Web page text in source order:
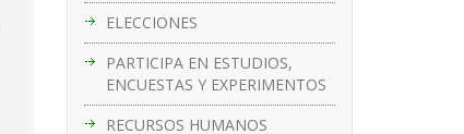
ELECCIONES
PARTICIPA EN ESTUDIOS,
ENCUESTAS Y EXPERIMENTOS
RECURSOS HUMANOS